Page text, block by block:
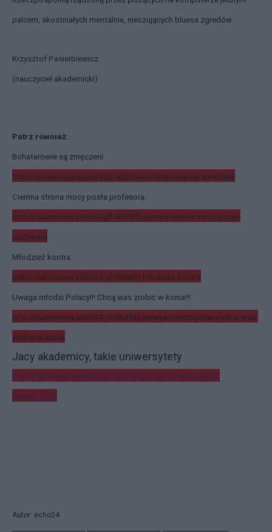
palcem, skostniałych mentalnie, nieczujących bluesa zgredów.
Krzysztof Pasierbiewicz
(nauczyciel akademicki)
Patrz również:
Bohaterowie są zmęczeni:
http://salonowcy.salon24.pl/460264,bohaterowie-sa-zmeczeni
Ciemna strona mocy posła profesora:
http://salonowcy.salon24.pl/461802,ciemna-strona-mocy-posla-
profesora
Młodzież kontra:
http://salonowcy.salon24.pl/463691,mlodziez-kontra
Uwaga młodzi Polacy!!! Chcą was zrobić w konia!!!
http://salonowcy.salon24.pl/464542,uwaga-mlodzi-polacy-chca-was-
zrobic-w-konia
Jacy akademicy, takie uniwersytety
http://salonowcy.salon24.pl/413964,jacy-akademicy-takie-
uniwersytety
Autor: echo24